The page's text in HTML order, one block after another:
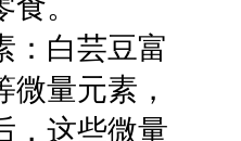
：白芸豆富
量元素，
，这些微量